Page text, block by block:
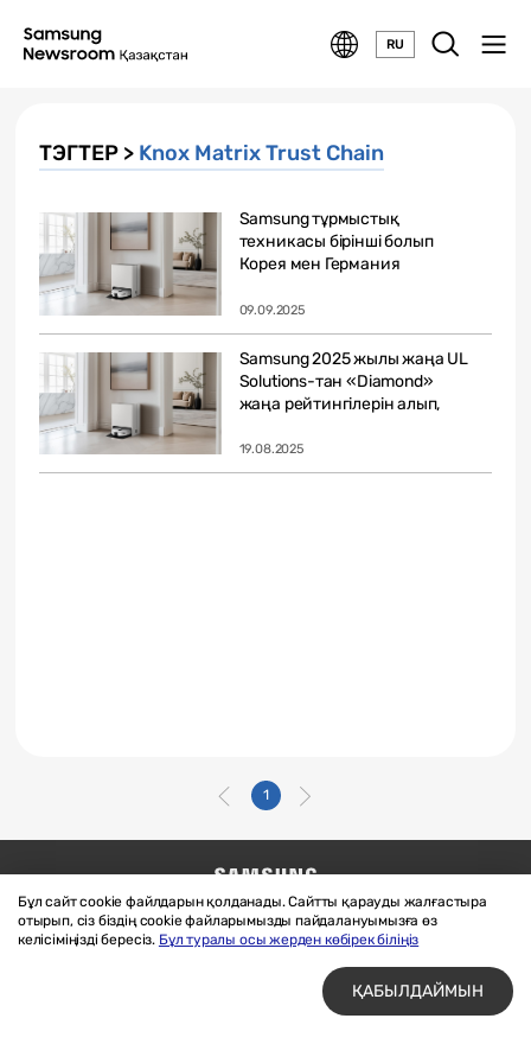
RU
Бұл сайт cookie файлдарын қолданады. Сайтты қарауды жалғастыра
отырып, сіз біздің cookie файларымызды пайдалануымызға өз
келісіміңізді бересіз. Бұл туралы осы жерден көбірек біліңіз
ҚАБЫЛДАЙМЫН
ТЭГТЕР > Knox Matrix Trust Chain
Samsung тұрмыстық
техникасы бірінші болып
Корея мен Германия
09.09.2025
Samsung 2025 жылы жаңа UL
Solutions-тан «Diamond»
жаңа рейтингілерін алып,
19.08.2025
1
Бізге жазыңыз
SAMSUNG.COM
Материалдарды пайдалану шарттары